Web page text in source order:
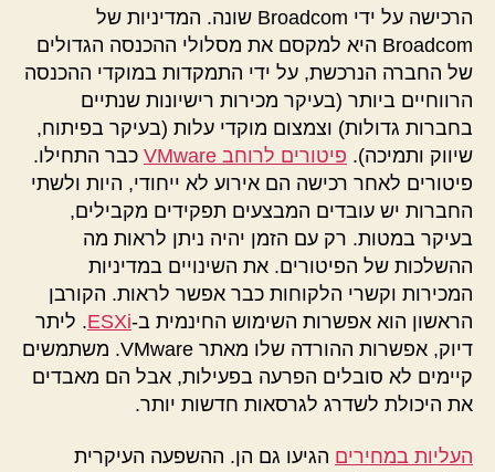
הרכישה על ידי Broadcom שונה. המדיניות של
Broadcom היא למקסם את מסלולי ההכנסה הגדולים
של החברה הנרכשת, על ידי התמקדות במוקדי ההכנסה
הרווחיים ביותר (בעיקר מכירות רישיונות שנתיים
בחברות גדולות) וצמצום מוקדי עלות (בעיקר בפיתוח,
שיווק ותמיכה). פיטורים לרוחב VMware
כבר התחילו.
פיטורים לאחר רכישה הם אירוע לא ייחודי, היות ולשתי
החברות יש עובדים המבצעים תפקידים מקבילים,
בעיקר במטות. רק עם הזמן יהיה ניתן לראות מה
ההשלכות של הפיטורים. את השינויים במדיניות
המכירות וקשרי הלקוחות כבר אפשר לראות. הקורבן
הראשון הוא אפשרות השימוש החינמית ב-ESXi. ליתר
דיוק, אפשרות ההורדה שלו מאתר VMware. משתמשים
קיימים לא סובלים הפרעה בפעילות, אבל הם מאבדים
את היכולת לשדרג לגרסאות חדשות יותר.
העליות במחירים הגיעו גם הן. ההשפעה העיקרית